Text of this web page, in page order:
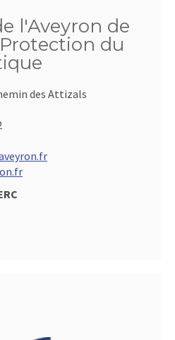
l'Aveyron de
du
des Attizals